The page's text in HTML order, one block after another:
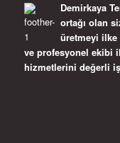
Demirkaya
ortağı olan
üretmeyi ilke
ve profesyonel ekibi
hizmetlerini değerli iş